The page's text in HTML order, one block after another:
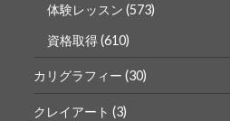
体験レッスン (573)
資格取得(610)
カリグラフィー (30)
クレイアート (3)